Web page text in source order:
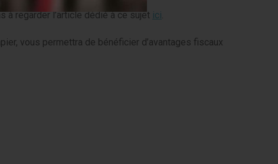
à regarder l’article dédié à ce sujet ici.
vous permettra de bénéficier d’avantages fiscaux